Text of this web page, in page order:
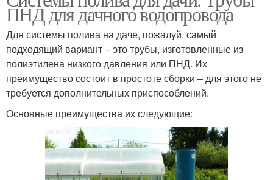
ПНД для дачного водопровода
Для системы полива на даче, пожалуй, самый
подходящий вариант – это трубы, изготовленные из
полиэтилена низкого давления или ПНД. Их
преимущество состоит в простоте сборки – для этого не
требуется дополнительных приспособлений.
Основные преимущества их следующие: